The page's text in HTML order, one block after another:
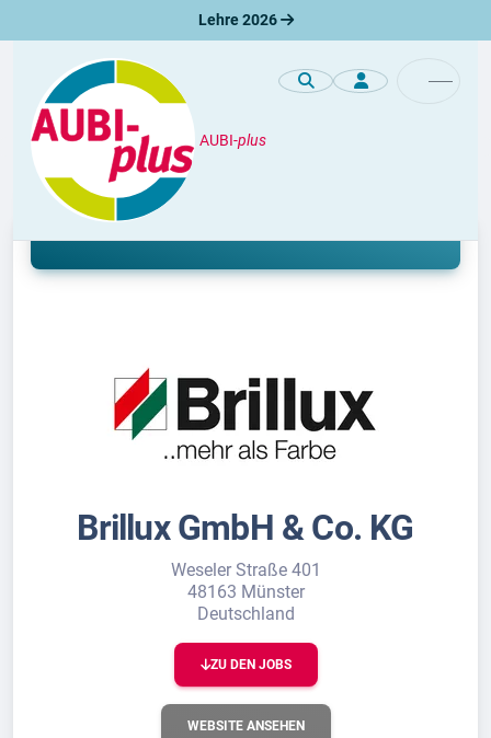
Lehre 2026
AUBI-plus
Premiumprofile
Ausbildung/Lehre bei Brillux
Brillux GmbH & Co. KG
Weseler Straße 401
48163 Münster
Deutschland
ZU DEN JOBS
WEBSITE ANSEHEN